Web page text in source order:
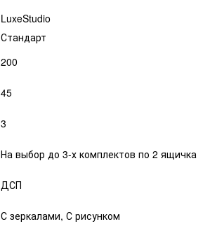
LuxeStudio
Стандарт
200
45
3
На выбор до 3-х комплектов по 2 ящичка
ДСП
С зеркалами, С рисунком